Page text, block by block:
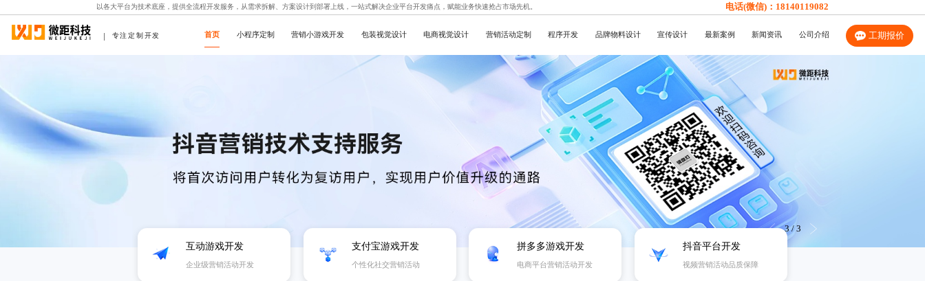
以各大平台为技术底座，提供全流程开发服务，从需求拆解、方案设计到部署上线，一站式解决企业平台开发痛点，赋能业务快速抢占市场先机。 电话(微信)： 18140119082
专注定制开发 首页 小程序定制 营销小游戏开发 包装视觉设计 电商视觉设计 营销活动定制 程序开发 品牌物料设计 宣传设计 最新案例 新闻资讯 公司介绍 工期报价
3/3
互动游戏开发
企业级营销活动开发
支付宝游戏开发
个性化社交营销活动
拼多多游戏开发
电商平台营销活动开发
抖音平台开发
视频营销活动品质保障